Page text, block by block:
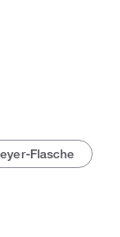
Flasche